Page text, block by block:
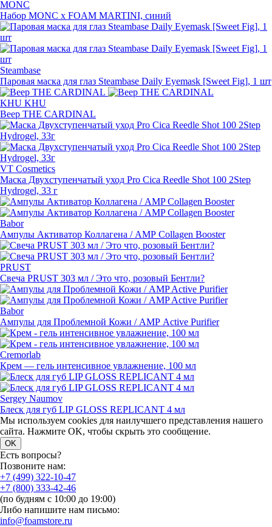
MONC
Набор MONC х FOAM MARTINI, синий
Steambase
Паровая маска для глаз Steambase Daily Eyemask [Sweet Fig], 1 шт
KHU KHU
Веер THE CARDINAL
VT Cosmetics
Маска Двухступенчатый уход Pro Cica Reedle Shot 100 2Step
Hydrogel, 33 г
Babor
Ампулы Активатор Коллагена / AMP Collagen Booster
PRUST
Свеча PRUST 303 мл / Это что, розовый Бентли?
Babor
Ампулы для Проблемной Кожи / AMP Active Purifier
Cremorlab
Крем — гель интенсивное увлажнение, 100 мл
Sergey Naumov
Блеск для губ LIP GLOSS REPLICANT 4 мл
Мы используем cookies для наилучшего представления нашего
сайта. Нажмите OK, чтобы скрыть это сообщение.
OK
Есть вопросы?
Позвоните нам:
+7 (499) 322-10-47
+7 (800) 333-42-46
(по будням с 10:00 до 19:00)
Либо напишите нам письмо:
info@foamstore.ru